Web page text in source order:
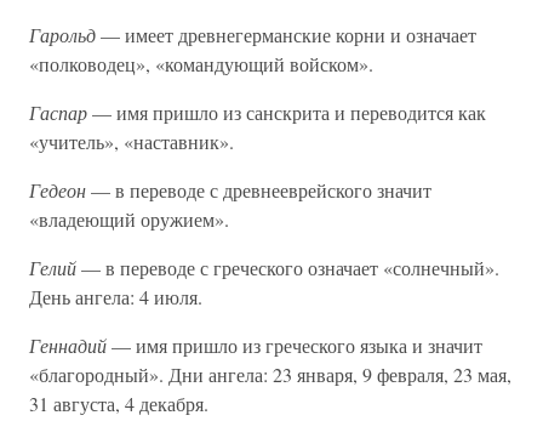
Гарольд— имеет древнегерманские корни и означает
«полководец», «командующий войском».
Гаспар— имя пришло из санскрита и переводится как
«учитель», «наставник».
Гедеон— в переводе с древнееврейского значит
«владеющий оружием».
Гелий— в переводе с греческого означает «солнечный».
День ангела: 4 июля.
Геннадий— имя пришло из греческого языка и значит
«благородный». Дни ангела: 23 января, 9 февраля, 23 мая,
31 августа, 4 декабря.